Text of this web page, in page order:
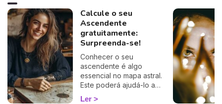
Calcule o seu
Ascendente
gratuitamente:
Surpreenda-se!
Conhecer o seu
ascendente é algo
essencial no mapa astral.
Este poderá ajudá-lo a
compreender o porquê de
Ler